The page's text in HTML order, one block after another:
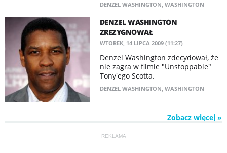
DENZEL WASHINGTON, WASHINGTON
DENZEL WASHINGTON
ZREZYGNOWAŁ
WTOREK, 14 LIPCA 2009 (11:27)
Denzel Washington zdecydował, że
nie zagra w filmie "Unstoppable"
Tony'ego Scotta.
DENZEL WASHINGTON, WASHINGTON
Zobacz więcej »
REKLAMA